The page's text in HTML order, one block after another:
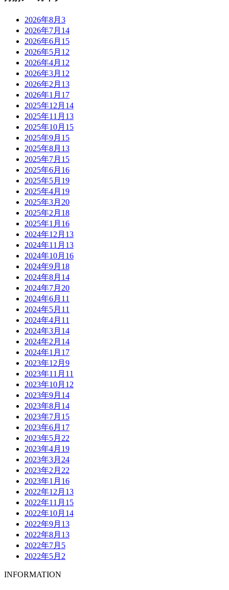
2026年8月 3
2026年7月 14
2026年6月 15
2026年5月 12
2026年4月 12
2026年3月 12
2026年2月 13
2026年1月 17
2025年12月 14
2025年11月 13
2025年10月 15
2025年9月 15
2025年8月 13
2025年7月 15
2025年6月 16
2025年5月 19
2025年4月 19
2025年3月 20
2025年2月 18
2025年1月 16
2024年12月 13
2024年11月 13
2024年10月 16
2024年9月 18
2024年8月 14
2024年7月 20
2024年6月 11
2024年5月 11
2024年4月 11
2024年3月 14
2024年2月 14
2024年1月 17
2023年12月 9
2023年11月 11
2023年10月 12
2023年9月 14
2023年8月 14
2023年7月 15
2023年6月 17
2023年5月 22
2023年4月 19
2023年3月 24
2023年2月 22
2023年1月 16
2022年12月 13
2022年11月 15
2022年10月 14
2022年9月 13
2022年8月 13
2022年7月 5
2022年5月 2
INFORMATION